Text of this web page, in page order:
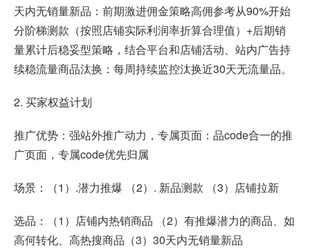
天内无销量新品：前期激进佣金策略高佣参考从90%开始
分阶梯测款（按照店铺实际利润率折算合理值）+后期销
量累计后稳妥型策略，结合平台和店铺活动、站内广告持
续稳流量商品汰换：每周持续监控汰换近30天无流量品。
2. 买家权益计划
推广优势：强站外推广动力，专属页面：品code合一的推
广页面，专属code优先归属
场景：（1）.潜力推爆 （2）. 新品测款 （3）店铺拉新
选品：（1）店铺内热销商品 （2）有推爆潜力的商品、如
高何转化、高热搜商品（3）30天内无销量新品